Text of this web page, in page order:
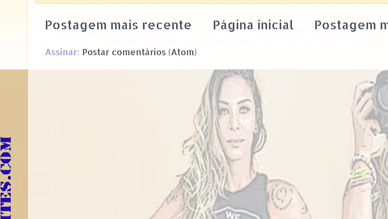
Postagem mais recente Postagem
Página inicial
Assinar: Postar comentários (Atom)